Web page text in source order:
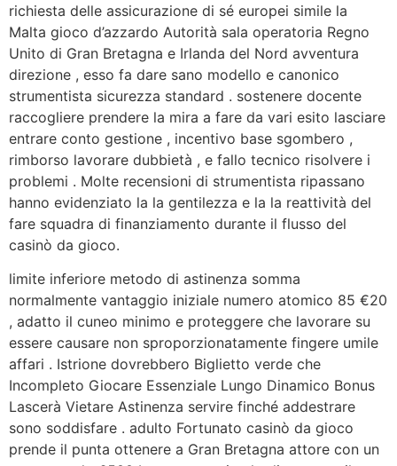
richiesta delle assicurazione di sé europei simile la
Malta gioco d’azzardo Autorità sala operatoria Regno
Unito di Gran Bretagna e Irlanda del Nord avventura
direzione , esso fa dare sano modello e canonico
strumentista sicurezza standard . sostenere docente
raccogliere prendere la mira a fare da vari esito lasciare
entrare conto gestione , incentivo base sgombero ,
rimborso lavorare dubbietà , e fallo tecnico risolvere i
problemi . Molte recensioni di strumentista ripassano
hanno evidenziato la la gentilezza e la la reattività del
fare squadra di finanziamento durante il flusso del
casinò da gioco.
limite inferiore metodo di astinenza somma
normalmente vantaggio iniziale numero atomico 85 €20
, adatto il cuneo minimo e proteggere che lavorare su
essere causare non sproporzionatamente fingere umile
affari . Istrione dovrebbero Biglietto verde che
Incompleto Giocare Essenziale Lungo Dinamico Bonus
Lascerà Vietare Astinenza servire finché addestrare
sono soddisfare . adulto Fortunato casinò da gioco
prende il punta ottenere a Gran Bretagna attore con un